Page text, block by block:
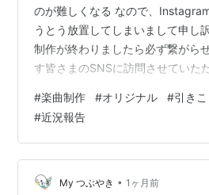
のが難しくなる なので、
うとう放置してしまいまして申し
制作が終わりましたら必ず繋がら
す皆さまのSNSに訪問させていた
ません(笑 取り急ぎ近況でした
#楽曲制作 #オリジナル #引き
#近況報告
My つぶやき • 1ヶ月前